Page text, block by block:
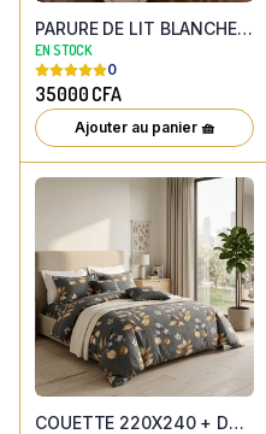
PARURE DE LIT BLANCHE COTON 4 PIECES HOTELLERIE ( Ensemble housse de couette, drap et 2 taies en 100% coton )
EN STOCK
0
35000 CFA
Ajouter au panier 🧺
COUETTE 220X240 + DRAP PLAT + 2 TAIES DOREILLER FEUILLAGE BRONZE ANTHRACITE